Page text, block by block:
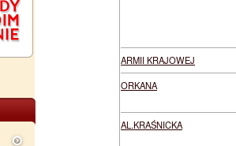
ARMII KRAJOWEJ
ORKANA
AL.KRAŚNICKA